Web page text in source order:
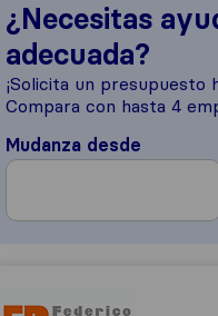
¿Necesitas
adecuada?
¡Solicita un presupuesto
Compara con hasta 4
Mudanza desde